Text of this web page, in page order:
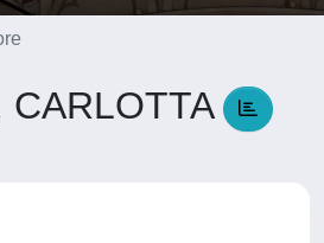
CARLOTTA